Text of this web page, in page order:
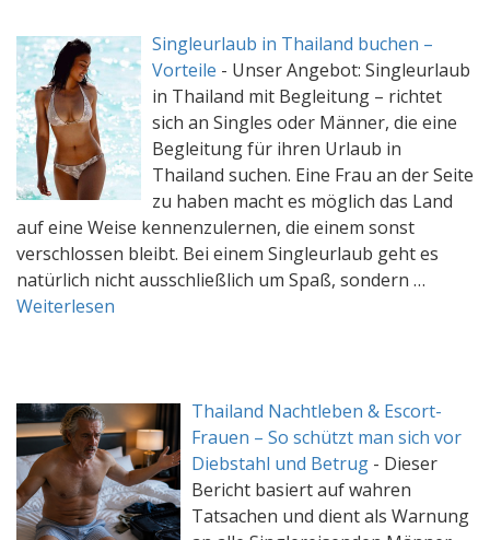
Singleurlaub in Thailand buchen –
Vorteile - Unser Angebot: Singleurlaub
in Thailand mit Begleitung – richtet
sich an Singles oder Männer, die eine
Begleitung für ihren Urlaub in
Thailand suchen. Eine Frau an der Seite
zu haben macht es möglich das Land
auf eine Weise kennenzulernen, die einem sonst
verschlossen bleibt. Bei einem Singleurlaub geht es
natürlich nicht ausschließlich um Spaß, sondern …
Weiterlesen
Thailand Nachtleben & Escort-
Frauen – So schützt man sich vor
Diebstahl und Betrug - Dieser
Bericht basiert auf wahren
Tatsachen und dient als Warnung